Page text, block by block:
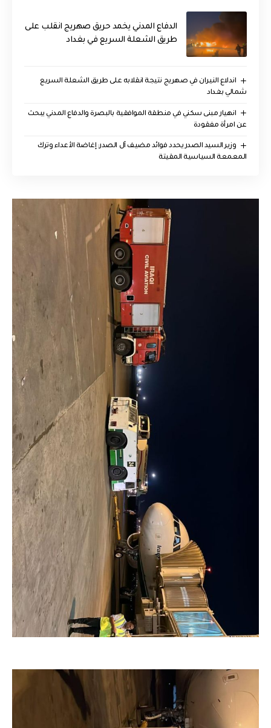
الدفاع المدني يخمد حريق صهريج انقلب على
طريق الشعلة السريع في بغداد
اندلاع النيران في صهريج نتيجة انقلابه على طريق الشعلة السريع
شمالي بغداد
انهيار مبنى سكني في منطقة الموافقية بالبصرة والدفاع المدني يبحث
عن امرأة مفقودة
وزير السيد الصدر يحدد فوائد مضيف آل الصدر: إغاضة الأعداء وترك
المعمعة السياسية المقيتة